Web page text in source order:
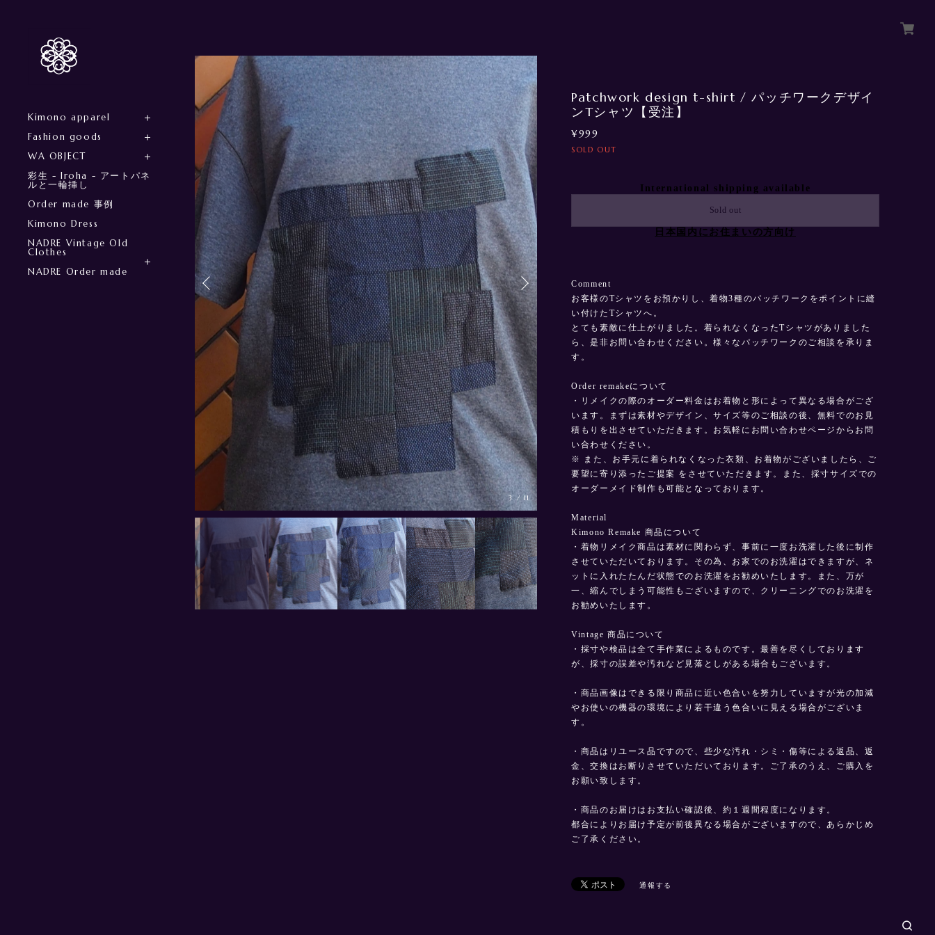
Kimono apparel
Fashion goods
WA OBJECT
彩生 - Iroha - アートパネ
ルと一輪挿し
Order made 事例
Kimono Dress
NADRE Vintage Old
Clothes
NADRE Order made
3/11
Patchwork design t-shirt / パッチワークデザイ
ンTシャツ【受注】
¥999
SOLD OUT
International shipping available
Sold out
日本国内にお住まいの方向け
Comment
お客様のTシャツをお預かりし、着物3種のパッチワークをポイントに縫
い付けたTシャツへ。
とても素敵に仕上がりました。着られなくなったTシャツがありました
ら、是非お問い合わせください。様々なパッチワークのご相談を承りま
す。
Order remakeについて
・リメイクの際のオーダー料金はお着物と形によって異なる場合がござ
います。まずは素材やデザイン、サイズ等のご相談の後、無料でのお見
積もりを出させていただきます。お気軽にお問い合わせページからお問
い合わせください。
※ また、お手元に着られなくなった衣類、お着物がございましたら、ご
要望に寄り添ったご提案 をさせていただきます。また、採寸サイズでの
オーダーメイド制作も可能となっております。
Material
Kimono Remake 商品について
・着物リメイク商品は素材に関わらず、事前に一度お洗濯した後に制作
させていただいております。その為、お家でのお洗濯はできますが、ネ
ットに入れたたんだ状態でのお洗濯をお勧めいたします。また、万が
一、縮んでしまう可能性もございますので、クリーニングでのお洗濯を
お勧めいたします。
Vintage 商品について
・採寸や検品は全て手作業によるものです。最善を尽くしております
が、採寸の誤差や汚れなど見落としがある場合もございます。
・商品画像はできる限り商品に近い色合いを努力していますが光の加減
やお使いの機器の環境により若干違う色合いに見える場合がございま
す。
・商品はリユース品ですので、些少な汚れ・シミ・傷等による返品、返
金、交換はお断りさせていただいております。ご了承のうえ、ご購入を
お願い致します。
・商品のお届けはお支払い確認後、約１週間程度になります。
都合によりお届け予定が前後異なる場合がございますので、あらかじめ
ご了承ください。
通報する